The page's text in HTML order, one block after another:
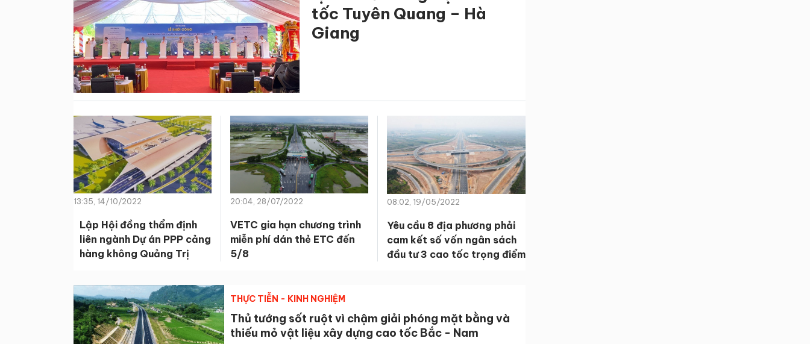
tốc Tuyên Quang – Hà
Giang
13:35, 14/10/2022
Lập Hội đồng thẩm định
liên ngành Dự án PPP cảng
hàng không Quảng Trị
20:04, 28/07/2022
VETC gia hạn chương trình
miễn phí dán thẻ ETC đến
5/8
08:02, 19/05/2022
Yêu cầu 8 địa phương phải
cam kết số vốn ngân sách
đầu tư 3 cao tốc trọng điểm
THỰC TIỄN - KINH NGHIỆM
Thủ tướng sốt ruột vì chậm giải phóng mặt bằng và
thiếu mỏ vật liệu xây dựng cao tốc Bắc - Nam